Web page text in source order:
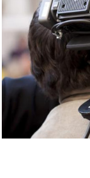
فقط با یک درخواست
آنلاین ✔
درخواست